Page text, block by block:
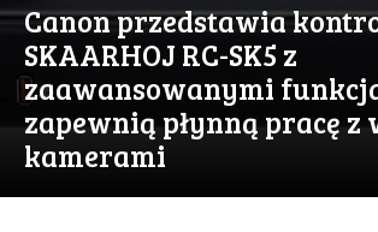
Canon przedstawia
SKAARHOJ RC-SK5 z
zaawansowanymi
zapewnią płynną pracę z
kamerami